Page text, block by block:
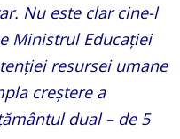
Nu este clar cine-l
Ministrul Educației
resursei umane
creștere a
dual – de 5